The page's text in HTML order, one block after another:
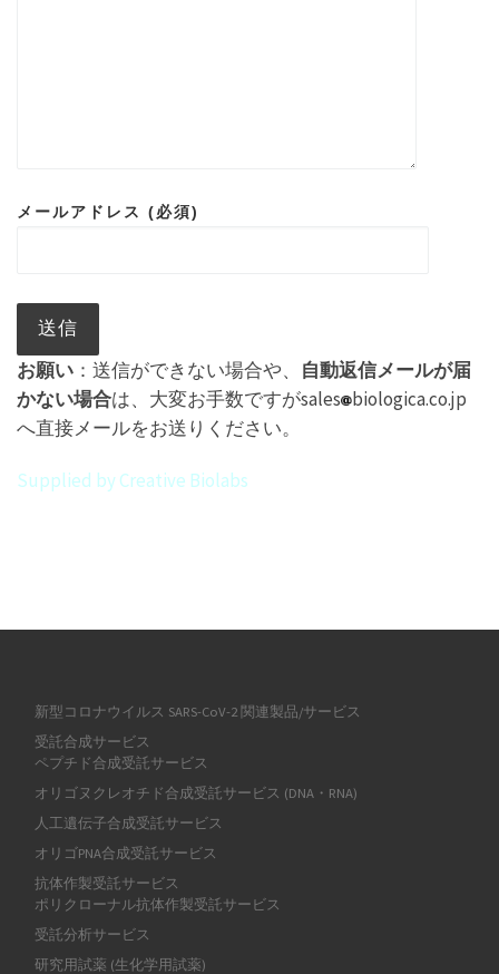
メールアドレス (必須)
お願い ：送信ができない場合や、 自動返信メールが届
かない場合は、大変お手数ですがsales biologica.co.jp
へ直接メールをお送りください。
Supplied by Creative Biolabs
新型コロナウイルス SARS-CoV-2 関連製品/サービス
受託合成サービス
ペプチド合成受託サービス
オリゴヌクレオチド合成受託サービス (DNA・RNA)
人工遺伝子合成受託サービス
オリゴPNA合成受託サービス
抗体作製受託サービス
ポリクローナル抗体作製受託サービス
受託分析サービス
研究用試薬 (生化学用試薬)